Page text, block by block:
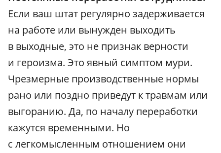
Если ваш штат регулярно задерживается
на работе или вынужден выходить
в выходные, это не признак верности
и героизма. Это явный симптом мури.
Чрезмерные производственные нормы
рано или поздно приведут к травмам или
выгоранию. Да, по началу переработки
кажутся временными. Но
с легкомысленным отношением они